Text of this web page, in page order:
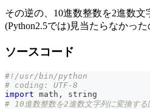
その逆の、10進数整数を2進数
(Python2.5では)見当たらなかっ
ソースコード
#!/usr/bin/python
# coding: UTF-8
import math ,
string
# 10進数整数を2進数文字列に変換する